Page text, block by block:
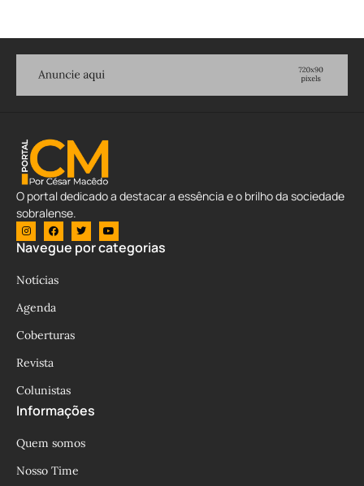
O portal dedicado a destacar a essência e o brilho da sociedade
sobralense.
Navegue por categorias
Notícias
Agenda
Coberturas
Revista
Colunistas
Informações
Quem somos
Nosso Time